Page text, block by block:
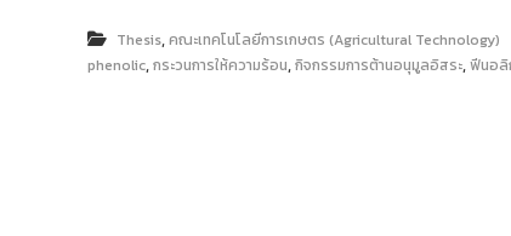
c
h
น
โ
Thesis,คณะเทคโนโลยีการเกษตร (Agricultural Technology)
phenolic,กระวนการให้ความร้อน,กิจกรรมการต้านอนุมูลอิสระ,ฟีนอลิ